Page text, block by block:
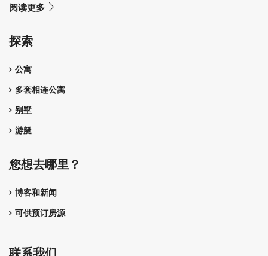
阅读更多
探索
公寓
多套相连公寓
别墅
游艇
您想去哪里？
博客和新闻
可供预订房源
联系我们